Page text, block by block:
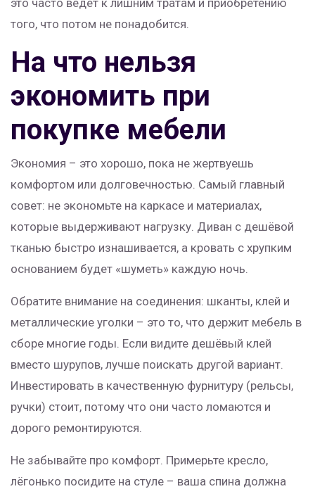
это часто ведёт к лишним тратам и приобретению
того, что потом не понадобится.
На что нельзя
экономить при
покупке мебели
Экономия – это хорошо, пока не жертвуешь
комфортом или долговечностью. Самый главный
совет: не экономьте на каркасе и материалах,
которые выдерживают нагрузку. Диван с дешёвой
тканью быстро изнашивается, а кровать с хрупким
основанием будет «шуметь» каждую ночь.
Обратите внимание на соединения: шканты, клей и
металлические уголки – это то, что держит мебель в
сборе многие годы. Если видите дешёвый клей
вместо шурупов, лучше поискать другой вариант.
Инвестировать в качественную фурнитуру (рельсы,
ручки) стоит, потому что они часто ломаются и
дорого ремонтируются.
Не забывайте про комфорт. Примерьте кресло,
лёгонько посидите на стуле – ваша спина должна